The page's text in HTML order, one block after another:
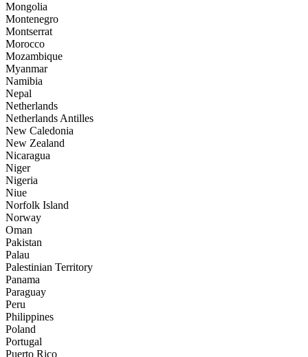
Mongolia
Montenegro
Montserrat
Morocco
Mozambique
Myanmar
Namibia
Nepal
Netherlands
Netherlands Antilles
New Caledonia
New Zealand
Nicaragua
Niger
Nigeria
Niue
Norfolk Island
Norway
Oman
Pakistan
Palau
Palestinian Territory
Panama
Paraguay
Peru
Philippines
Poland
Portugal
Puerto Rico